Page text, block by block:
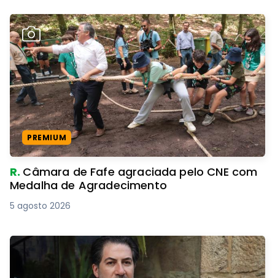
PREMIUM
R. Câmara de Fafe agraciada pelo CNE com
Medalha de Agradecimento
5 agosto 2026